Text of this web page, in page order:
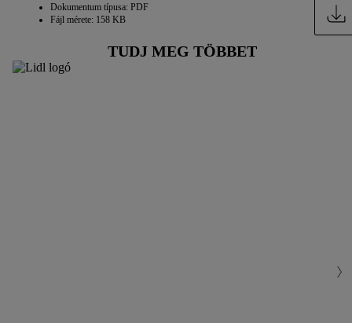
Dokumentum típusa: PDF
Fájl mérete: 158 KB
TUDJ MEG TÖBBET